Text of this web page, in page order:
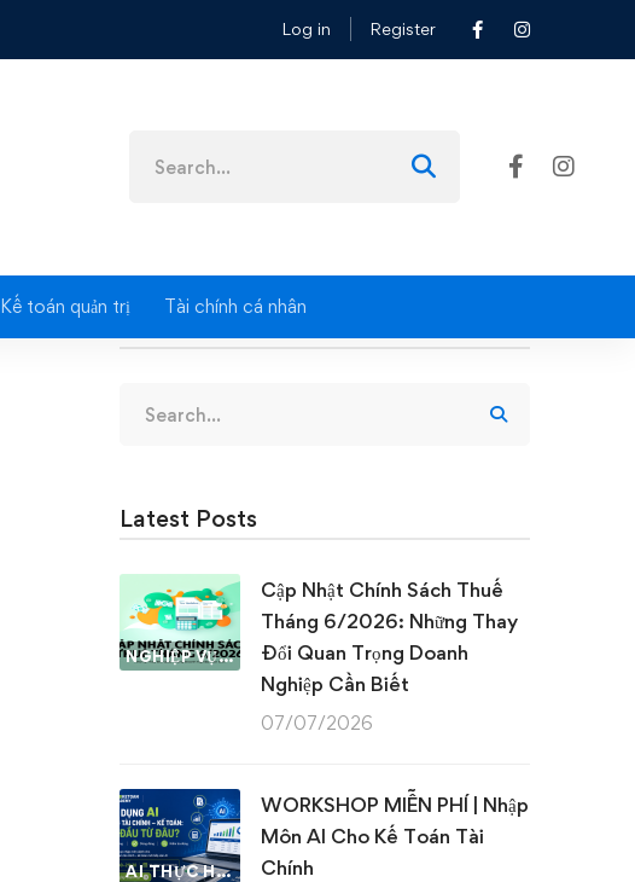
Log in Register
for:
Kế toán quản trị Tài chính cá nhân
for:
Latest Posts
NGHIỆP VỤ KẾ TOÁN & THUẾ
Cập Nhật Chính Sách Thuế
Tháng 6/2026: Những Thay
Đổi Quan Trọng Doanh
Nghiệp Cần Biết
07/07/2026
AI THỰC HÀNH
WORKSHOP MIỄN PHÍ | Nhập
Môn AI Cho Kế Toán Tài
Chính